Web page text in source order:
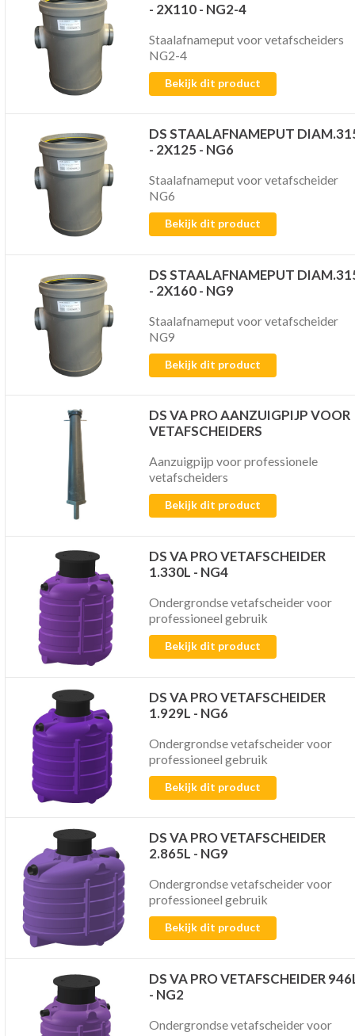
- 2X110 - NG2-4
Staalafnameput voor vetafscheiders
NG2-4
Bekijk dit product
DS STAALAFNAMEPUT
- 2X125 - NG6
Staalafnameput voor vetafscheider
NG6
Bekijk dit product
DS STAALAFNAMEPUT
- 2X160 - NG9
Staalafnameput voor vetafscheider
NG9
Bekijk dit product
DS VA PRO AANZUIGPIJP VOOR
VETAFSCHEIDERS
Aanzuigpijp voor professionele
vetafscheiders
Bekijk dit product
DS VA PRO VETAFSCHEIDER
1.330L - NG4
Ondergrondse vetafscheider voor
professioneel gebruik
Bekijk dit product
DS VA PRO VETAFSCHEIDER
1.929L - NG6
Ondergrondse vetafscheider voor
professioneel gebruik
Bekijk dit product
DS VA PRO VETAFSCHEIDER
2.865L - NG9
Ondergrondse vetafscheider voor
professioneel gebruik
Bekijk dit product
DS VA PRO VETAFSCHEIDER
- NG2
Ondergrondse vetafscheider voor